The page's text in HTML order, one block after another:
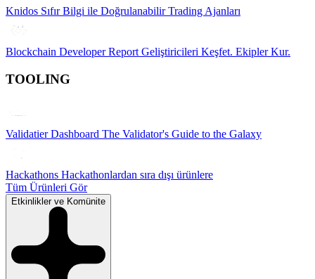
Knidos Sıfır Bilgi ile Doğrulanabilir Trading Ajanları
Blockchain Developer Report Geliştiricileri Keşfet. Ekipler Kur.
TOOLING
Validatier Dashboard The Validator's Guide to the Galaxy
Hackathons Hackathonlardan sıra dışı ürünlere
Tüm Ürünleri Gör
Etkinlikler ve Komünite